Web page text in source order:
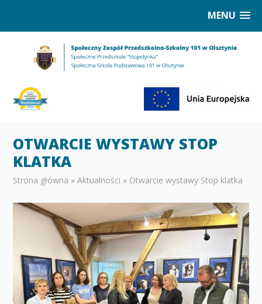
MENU
OTWARCIE WYSTAWY STOP
KLATKA
Strona główna »Aktualności » Otwarcie wystawy Stop klatka